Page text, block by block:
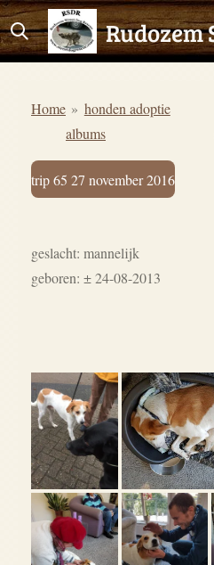
Ga
direct
hoofdinhoud
Home » honden adoptie
albums
trip 65 27 november 2016
geslacht: mannelijk
geboren: ± 24-08-2013